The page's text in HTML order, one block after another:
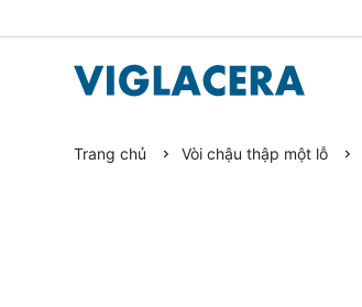
Trang chủ Vòi chậu thập một lỗ